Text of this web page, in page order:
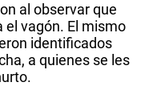
al observar que
el vagón. El mismo
identificados
a quienes se les